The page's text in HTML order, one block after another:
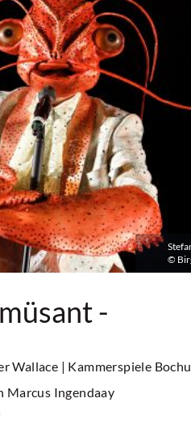
©
-
Wallace | Kammerspiele
Marcus Ingendaay